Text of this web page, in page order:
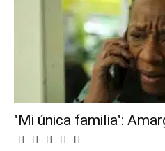
"Mi única familia":